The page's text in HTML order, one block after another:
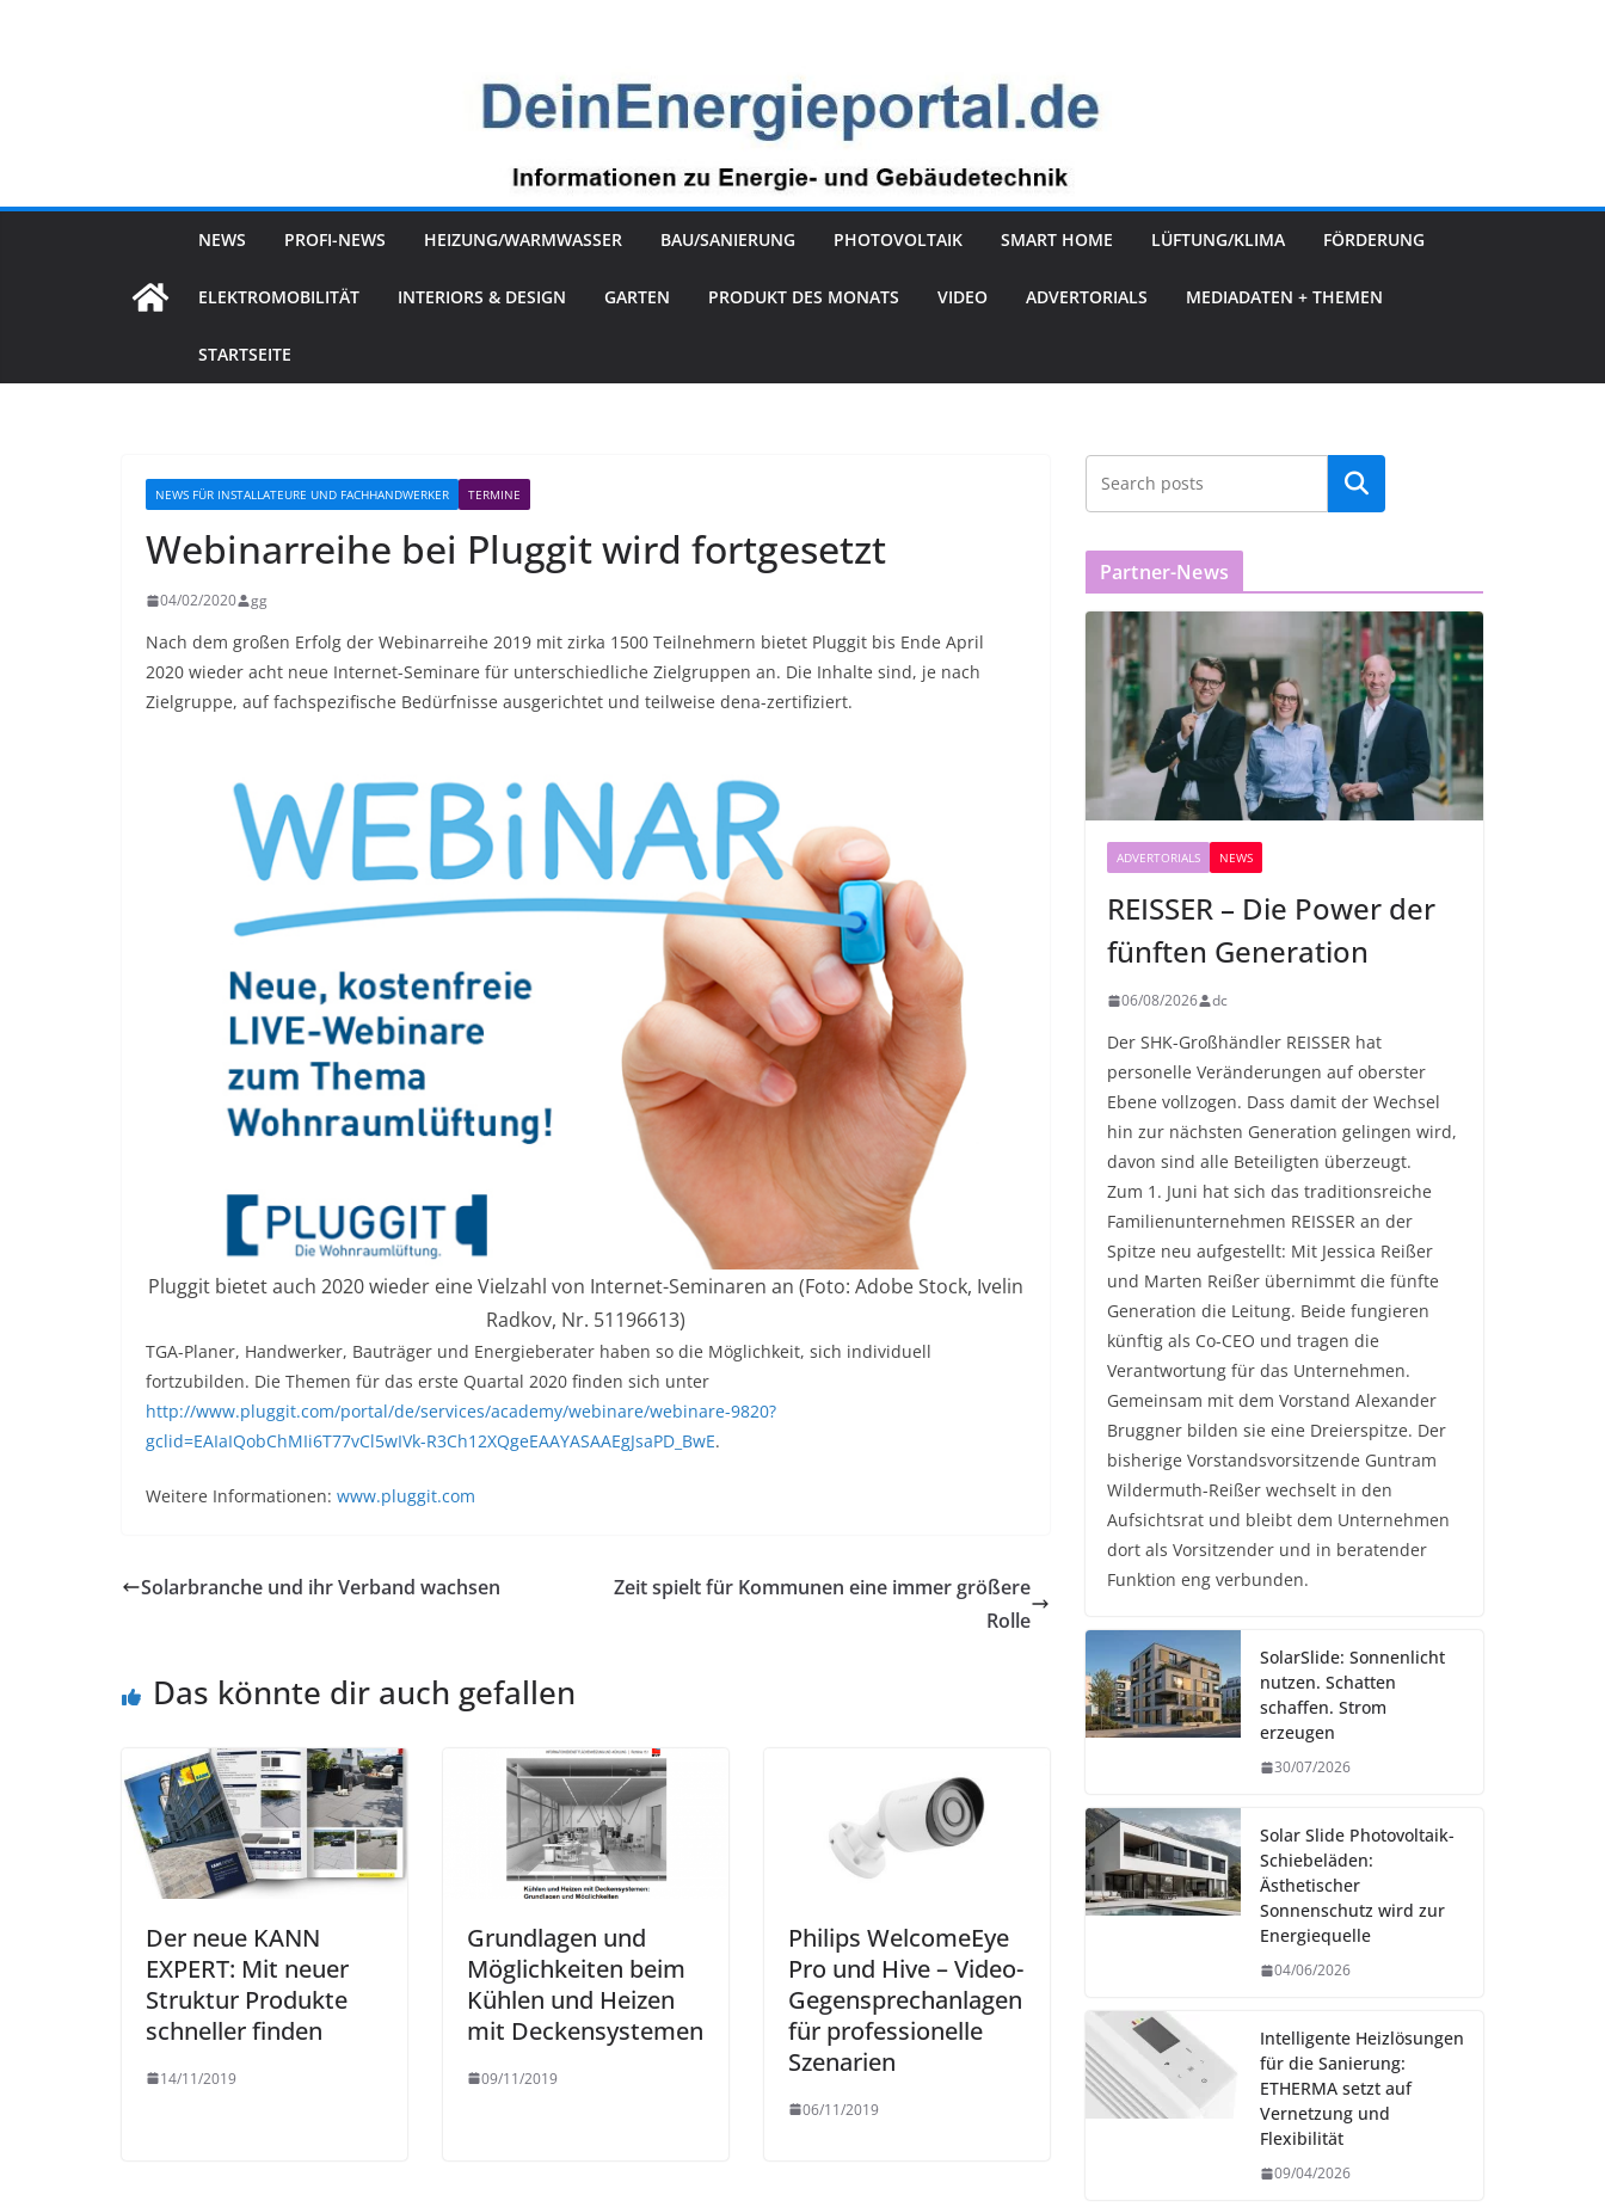
NEWS PROFI-NEWS HEIZUNG/WARMWASSER BAU/SANIERUNG PHOTOVOLTAIK SMART HOME LÜFTUNG/KLIMA FÖRDERUNG
ELEKTROMOBILITÄT INTERIORS & DESIGN GARTEN PRODUKT DES MONATS VIDEO ADVERTORIALS MEDIADATEN + THEMEN
STARTSEITE
NEWS FÜR INSTALLATEURE UND FACHHANDWERKER TERMINE
Webinarreihe bei Pluggit wird fortgesetzt
04/02/2020 gg
Nach dem großen Erfolg der Webinarreihe 2019 mit zirka 1500 Teilnehmern bietet Pluggit bis Ende April
2020 wieder acht neue Internet-Seminare für unterschiedliche Zielgruppen an. Die Inhalte sind, je nach
Zielgruppe, auf fachspezifische Bedürfnisse ausgerichtet und teilweise dena-zertifiziert.
Pluggit bietet auch 2020 wieder eine Vielzahl von Internet-Seminaren an (Foto: Adobe Stock, Ivelin
Radkov, Nr. 51196613)
TGA-Planer, Handwerker, Bauträger und Energieberater haben so die Möglichkeit, sich individuell
fortzubilden. Die Themen für das erste Quartal 2020 finden sich unter
http://www.pluggit.com/portal/de/services/academy/webinare/webinare-9820?
gclid=EAIaIQobChMIi6T77vCl5wIVk-R3Ch12XQgeEAAYASAAEgJsaPD_BwE.
Weitere Informationen: www.pluggit.com
Solarbranche und ihr Verband wachsen
Zeit spielt für Kommunen eine immer größere
Rolle
Das könnte dir auch gefallen
Der neue KANN
EXPERT: Mit neuer
Struktur Produkte
schneller finden
14/11/2019
Grundlagen und
Möglichkeiten beim
Kühlen und Heizen
mit Deckensystemen
09/11/2019
Philips WelcomeEye
Pro und Hive – Video-
Gegensprechanlagen
für professionelle
Szenarien
06/11/2019
Partner-News
ADVERTORIALS NEWS
REISSER – Die Power der
fünften Generation
06/08/2026 dc
Der SHK-Großhändler REISSER hat
personelle Veränderungen auf oberster
Ebene vollzogen. Dass damit der Wechsel
hin zur nächsten Generation gelingen wird,
davon sind alle Beteiligten überzeugt.
Zum 1. Juni hat sich das traditionsreiche
Familienunternehmen REISSER an der
Spitze neu aufgestellt: Mit Jessica Reißer
und Marten Reißer übernimmt die fünfte
Generation die Leitung. Beide fungieren
künftig als Co-CEO und tragen die
Verantwortung für das Unternehmen.
Gemeinsam mit dem Vorstand Alexander
Bruggner bilden sie eine Dreierspitze. Der
bisherige Vorstandsvorsitzende Guntram
Wildermuth-Reißer wechselt in den
Aufsichtsrat und bleibt dem Unternehmen
dort als Vorsitzender und in beratender
Funktion eng verbunden.
SolarSlide: Sonnenlicht
nutzen. Schatten
schaffen. Strom
erzeugen
30/07/2026
Solar Slide Photovoltaik-
Schiebeläden:
Ästhetischer
Sonnenschutz wird zur
Energiequelle
04/06/2026
Intelligente Heizlösungen
für die Sanierung:
ETHERMA setzt auf
Vernetzung und
Flexibilität
09/04/2026